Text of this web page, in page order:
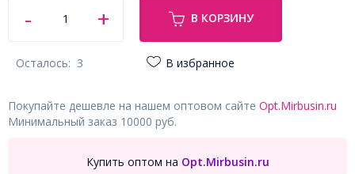
В КОРЗИНУ
Осталось: 3 В избранное
Покупайте дешевле на нашем оптовом сайте Opt.Mirbusin.ru
Минимальный заказ 10000 руб.
Купить оптом на Opt.Mirbusin.ru